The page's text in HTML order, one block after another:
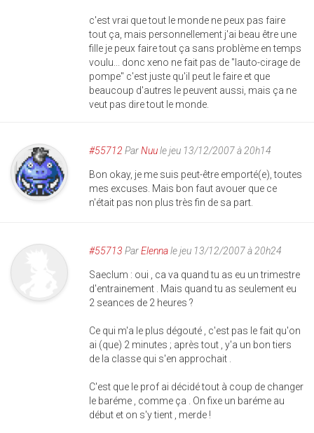
c'est vrai que tout le monde ne peux pas faire
tout ça, mais personnellement j'ai beau être une
fille je peux faire tout ça sans problème en temps
voulu... donc xeno ne fait pas de "lauto-cirage de
pompe" c'est juste qu'il peut le faire et que
beaucoup d'autres le peuvent aussi, mais ça ne
veut pas dire tout le monde.
#55712 ParNuule jeu 13/12/2007 à 20h14
Bon okay, je me suis peut-être emporté(e), toutes
mes excuses. Mais bon faut avouer que ce
n'était pas non plus très fin de sa part.
#55713 ParElennale jeu 13/12/2007 à 20h24
Saeclum : oui , ca va quand tu as eu un trimestre
d'entrainement . Mais quand tu as seulement eu
2 seances de 2 heures ?
Ce qui m'a le plus dégouté , c'est pas le fait qu'on
ai (que) 2 minutes ; après tout , y'a un bon tiers
de la classe qui s'en approchait .
C'est que le prof ai décidé tout à coup de changer
le baréme , comme ça . On fixe un baréme au
début et on s'y tient , merde !